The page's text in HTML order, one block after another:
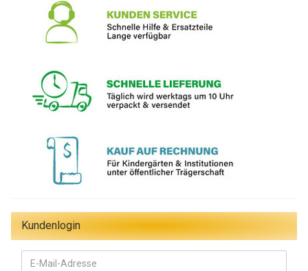
Kundenlogin
E-